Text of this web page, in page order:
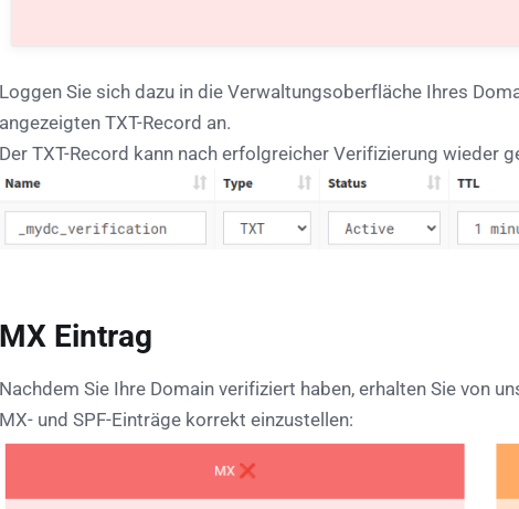
Loggen Sie sich dazu in die Verwaltungsoberfläche Ihres
angezeigten TXT-Record an.
Der TXT-Record kann nach erfolgreicher Verifizierung wieder
MX Eintrag
Nachdem Sie Ihre Domain verifiziert haben, erhalten Sie von
MX- und SPF-Einträge korrekt einzustellen: